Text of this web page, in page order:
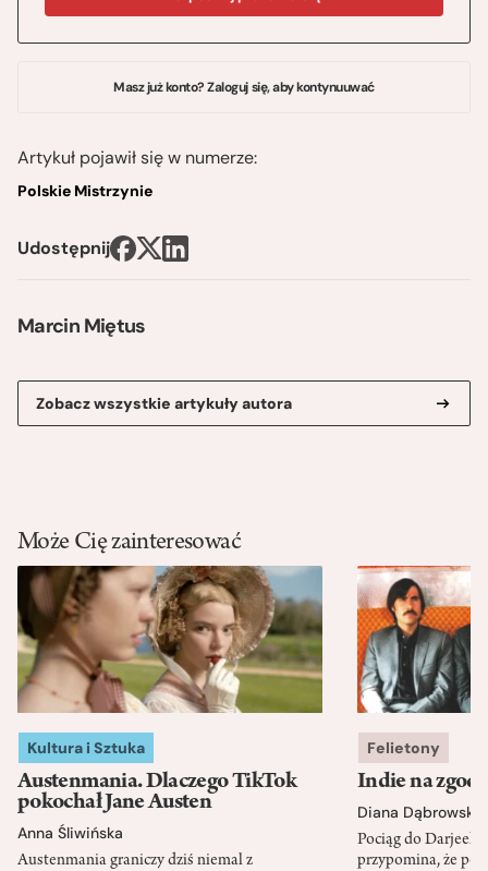
Marcin Miętus
Zobacz wszystkie artykuły autora
Masz już konto? Zaloguj się, aby kontynuuwać
Artykuł pojawił się w numerze:
Polskie Mistrzynie
Udostępnij
Może Cię zainteresować
Kultura i Sztuka
Austenmania. Dlaczego TikTok
pokochał Jane Austen
Anna Śliwińska
Austenmania graniczy dziś niemal z
Felietony
Indie na
Diana Dąbrowska
Pociąg do
przypomina, że